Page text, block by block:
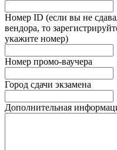
Номер ID (если вы не
вендора, то
укажите номер)
Номер промо-ваучера
Город сдачи экзамена
Дополнительная